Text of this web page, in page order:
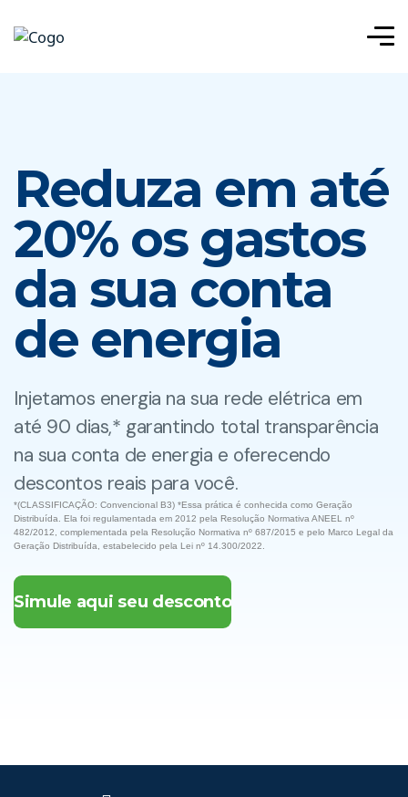
Reduza em até
20% os gastos
da sua conta
de energia
Injetamos energia na sua rede elétrica em
até 90 dias,* garantindo total transparência
na sua conta de energia e oferecendo
descontos reais para você.
*(CLASSIFICAÇÃO: Convencional B3) *Essa prática é conhecida como Geração
Distribuída. Ela foi regulamentada em 2012 pela Resolução Normativa ANEEL nº
482/2012, complementada pela Resolução Normativa nº 687/2015 e pelo Marco Legal da
Geração Distribuída, estabelecido pela Lei nº 14.300/2022.
Simule aqui seu desconto